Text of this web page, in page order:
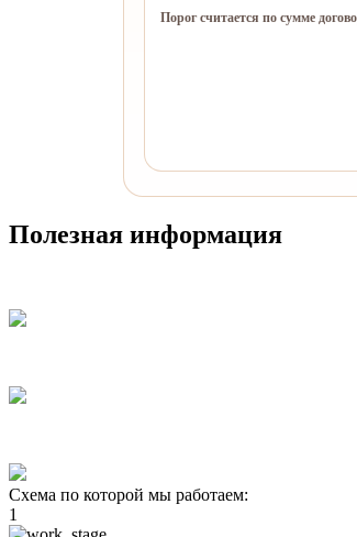
Порог считается по сумме
Полезная информация
Схема по которой мы работаем:
1